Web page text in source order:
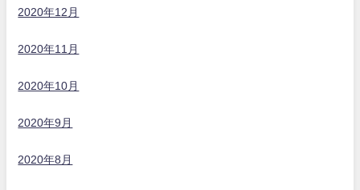
2020年12月
2020年11月
2020年10月
2020年9月
2020年8月